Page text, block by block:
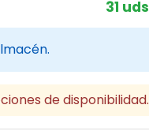
31 uds
de disponibilidad.